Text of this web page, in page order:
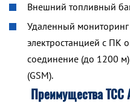
Внешний топливный
Удаленный
электростанцией с ПК
соединение (до 1200
(GSM).
Преимущества